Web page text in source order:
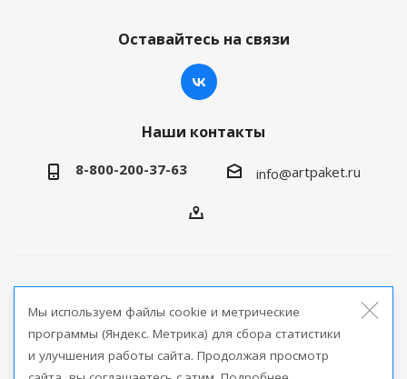
Оставайтесь на связи
Наши контакты
8-800-200-37-63 info@artpaket.ru
продукции
Версия для печати
Мы используем файлы cookie и метрические
программы (Яндекс. Метрика) для сбора статистики
и улучшения работы сайта. Продолжая просмотр